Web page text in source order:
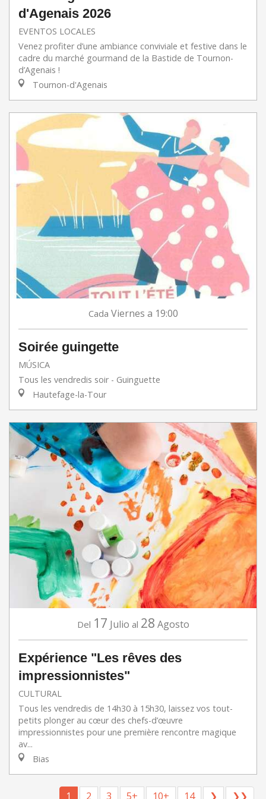
d'Agenais 2026
EVENTOS LOCALES
Venez profiter d’une ambiance conviviale et festive dans le
cadre du marché gourmand de la Bastide de Tournon-
d’Agenais !
Tournon-d'Agenais
Cada Viernes a 19:00
Soirée guingette
MÚSICA
Tous les vendredis soir - Guinguette
Hautefage-la-Tour
Del 17 Julio al 28 Agosto
Expérience "Les rêves des
impressionnistes"
CULTURAL
Tous les vendredis de 14h30 à 15h30, laissez vos tout-
petits plonger au cœur des chefs-d’œuvre
impressionnistes pour une première rencontre magique
av...
Bias
1 2 3 5+ 10+ 14 ❯ ❯❯